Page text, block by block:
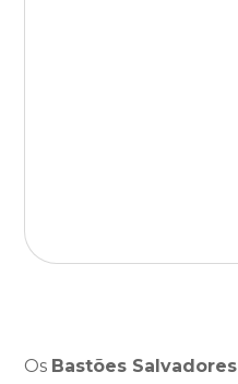
Os Bastões Salvadores